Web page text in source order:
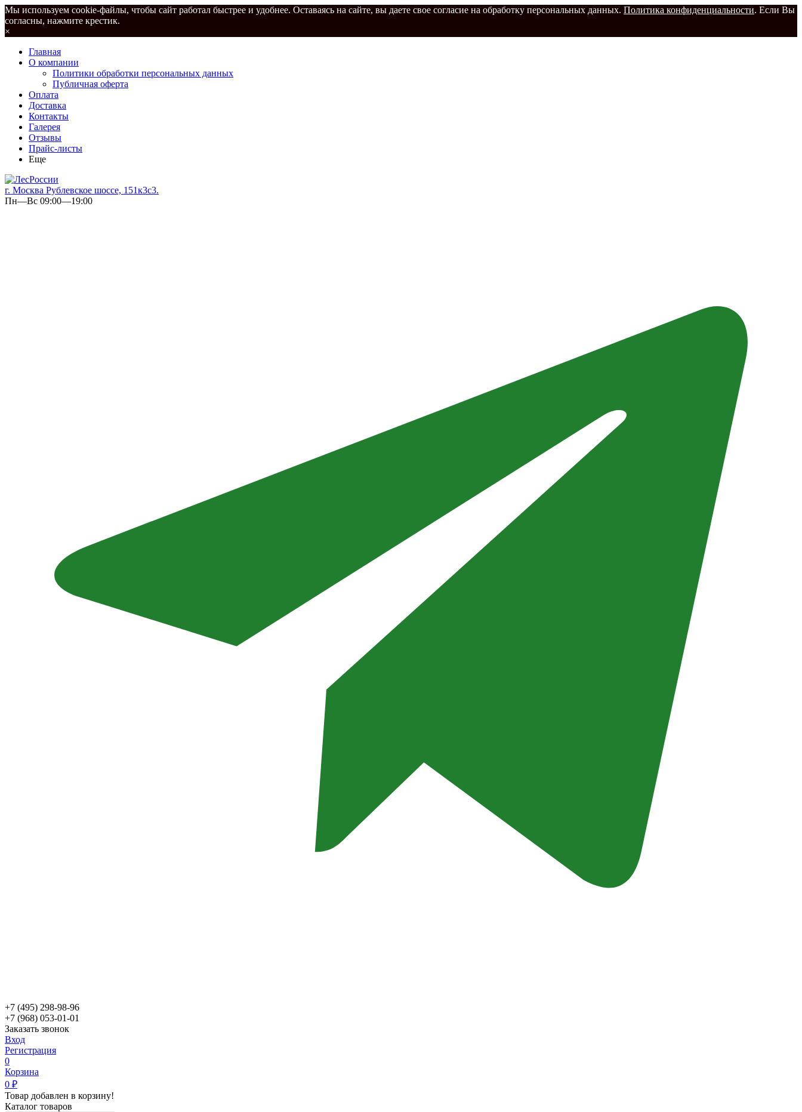
Мы используем cookie-файлы, чтобы сайт работал быстрее и удобнее. Оставаясь на сайте, вы даете свое согласие на обработку персональных данных. Политика конфиденциальности. Если Вы
согласны, нажмите крестик.
×
Главная
О компании
Политики обработки персональных данных
Публичная оферта
Оплата
Доставка
Контакты
Галерея
Отзывы
Прайс-листы
Еще
г. Москва Рублевское шоссе, 151к3с3.
Пн—Вс 09:00—19:00
+7 (495) 298-98-96
+7 (968) 053-01-01
Заказать звонок
Вход
Регистрация
0
Корзина
0 ₽
Товар добавлен в корзину!
Каталог товаров